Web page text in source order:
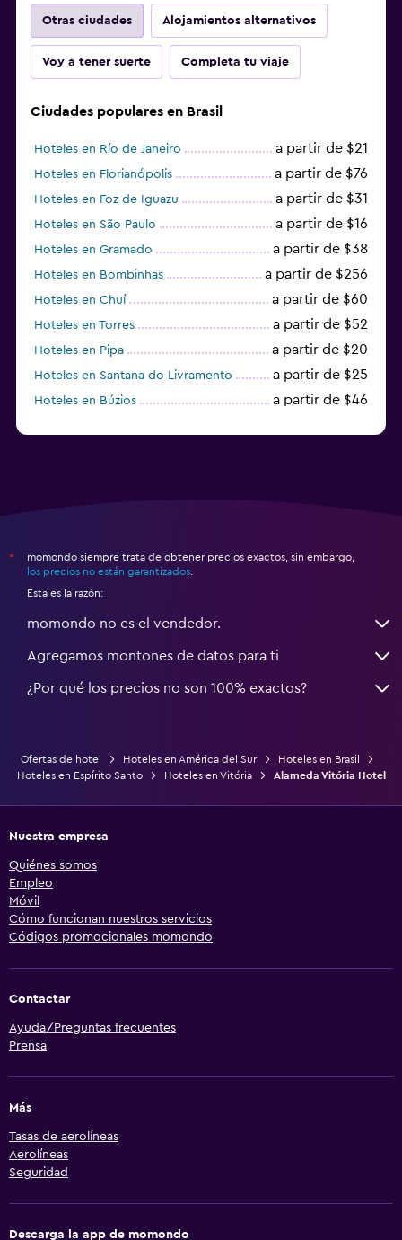
Otras ciudades Alojamientos alternativos
Voy a tener suerte Completa tu viaje
Ciudades populares en Brasil
Hoteles en Río de Janeiro a partir de $21
Hoteles en Florianópolis a partir de $76
Hoteles en Foz de Iguazu a partir de $31
Hoteles en São Paulo a partir de $16
Hoteles en Gramado a partir de $38
Hoteles en Bombinhas a partir de $256
Hoteles en Chuí a partir de $60
Hoteles en Torres a partir de $52
Hoteles en Pipa a partir de $20
Hoteles en Santana do Livramento a partir de $25
Hoteles en Búzios a partir de $46
*
momondo siempre trata de obtener precios exactos, sin embargo,
los precios no están garantizados
Esta es la razón:
momondo no es el vendedor.
Agregamos montones de datos para ti
¿Por qué los precios no son 100% exactos?
Ofertas de hotel Hoteles en América del Sur
Hoteles en Brasil
Hoteles en Espírito Santo
Hoteles en Vitória Alameda Vitória Hotel
Nuestra empresa
Quiénes somos
Empleo
Móvil
Cómo funcionan nuestros servicios
Códigos promocionales momondo
Contactar
Ayuda/Preguntas frecuentes
Prensa
Más
Tasas de aerolíneas
Aerolíneas
Seguridad
Descarga la app de momondo